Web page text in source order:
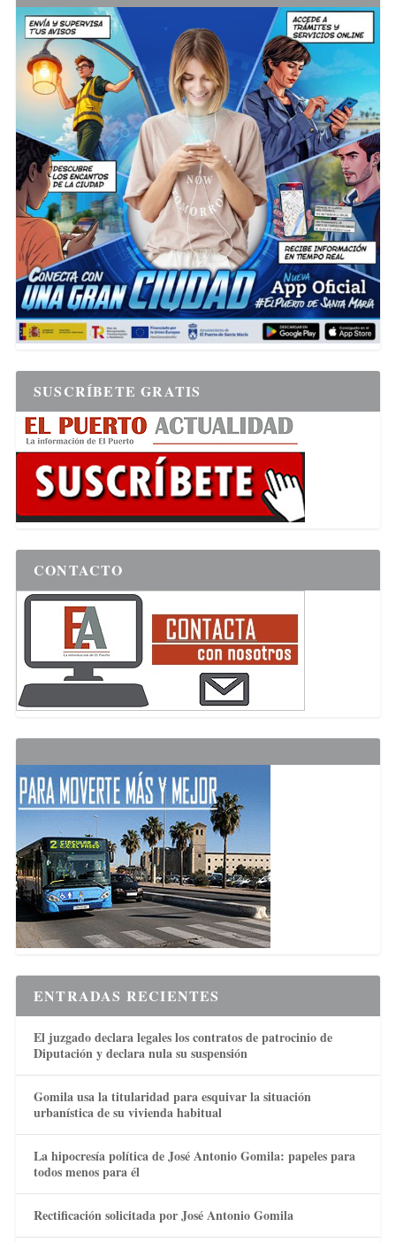
SUSCRÍBETE GRATIS
CONTACTO
ENTRADAS RECIENTES
El juzgado declara legales los contratos de patrocinio de
Diputación y declara nula su suspensión
Gomila usa la titularidad para esquivar la situación
urbanística de su vivienda habitual
La hipocresía política de José Antonio Gomila: papeles para
todos menos para él
Rectificación solicitada por José Antonio Gomila